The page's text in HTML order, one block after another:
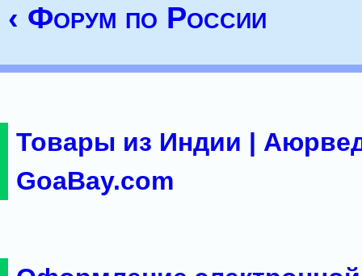
‹ Форум по России
Товары из Индии |
GoaBay.com